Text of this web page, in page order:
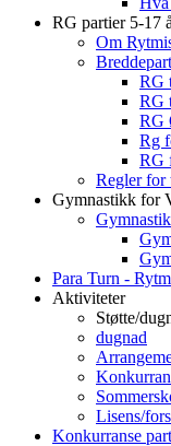
RG partier 5-17
Om
RG
RG
RG
Rg
RG
Regler for
Gymnastikk for
Para Turn -
Aktiviteter
Støtte/
dugnad
Lisens/
Konkurranse